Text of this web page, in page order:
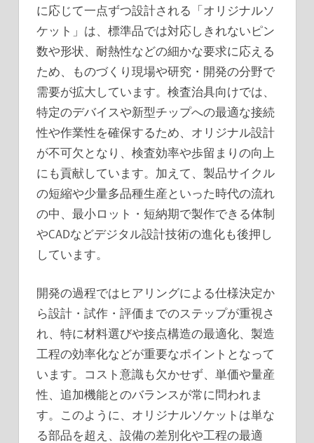
に応じて一点ずつ設計される「オリジナルソ
ケット」は、標準品では対応しきれないピン
数や形状、耐熱性などの細かな要求に応える
ため、ものづくり現場や研究・開発の分野で
需要が拡大しています。検査治具向けでは、
特定のデバイスや新型チップへの最適な接続
性や作業性を確保するため、オリジナル設計
が不可欠となり、検査効率や歩留まりの向上
にも貢献しています。加えて、製品サイクル
の短縮や少量多品種生産といった時代の流れ
の中、最小ロット・短納期で製作できる体制
やCADなどデジタル設計技術の進化も後押し
しています。
開発の過程ではヒアリングによる仕様決定か
ら設計・試作・評価までのステップが重視さ
れ、特に材料選びや接点構造の最適化、製造
工程の効率化などが重要なポイントとなって
います。コスト意識も欠かせず、単価や量産
性、追加機能とのバランスが常に問われま
す。このように、オリジナルソケットは単な
る部品を超え、設備の差別化や工程の最適